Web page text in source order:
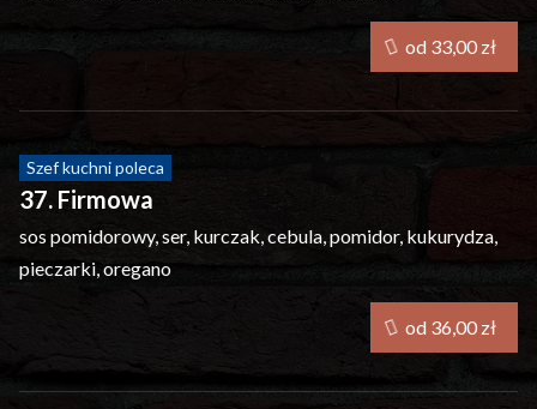
Szef kuchni poleca
37. Firmowa
sos pomidorowy, ser, kurczak, cebula, pomidor, kukurydza,
pieczarki, oregano